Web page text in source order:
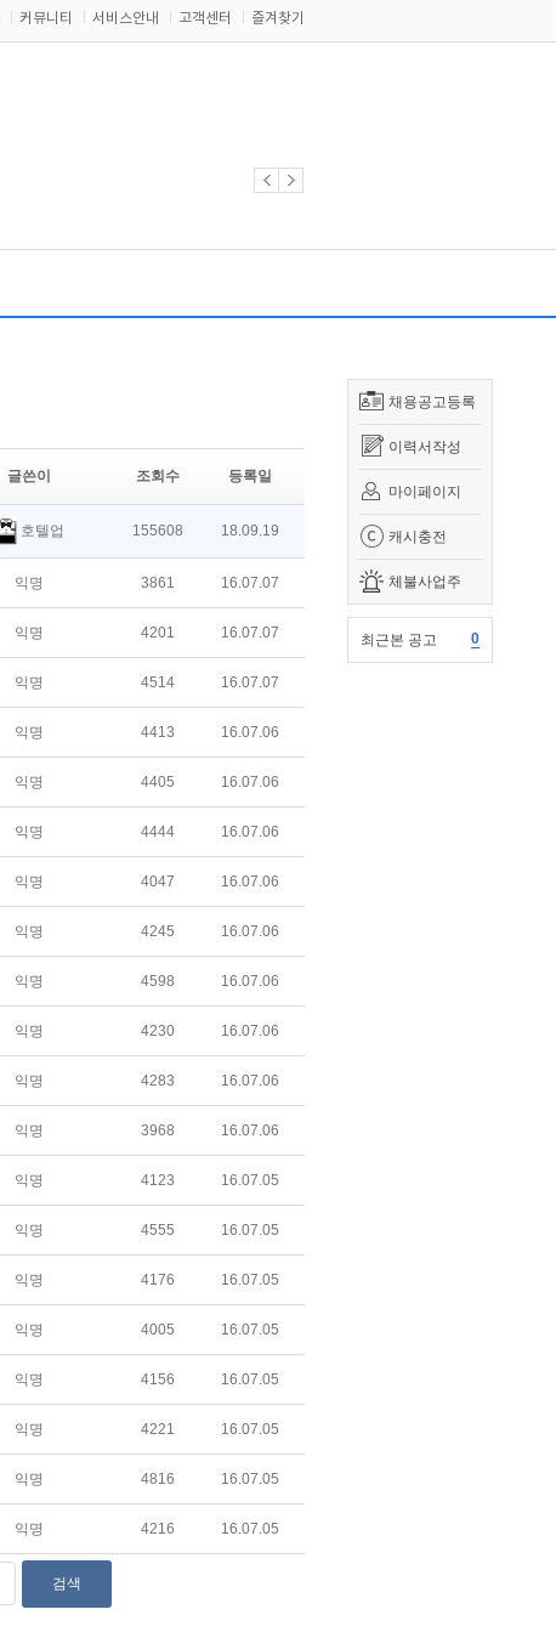
커뮤니티 서비스안내 고객센터 즐겨찾기
채용공고등록
이력서작성
마이페이지
캐시충전
체불사업주
최근본 공고 0
글쓴이 조회수 등록일
호텔업 155608 18.09.19
익명 3861 16.07.07
익명 4201 16.07.07
익명 4514 16.07.07
익명 4413 16.07.06
익명 4405 16.07.06
익명 4444 16.07.06
익명 4047 16.07.06
익명 4245 16.07.06
익명 4598 16.07.06
익명 4230 16.07.06
익명 4283 16.07.06
익명 3968 16.07.06
익명 4123 16.07.05
익명 4555 16.07.05
익명 4176 16.07.05
익명 4005 16.07.05
익명 4156 16.07.05
익명 4221 16.07.05
익명 4816 16.07.05
익명 4216 16.07.05